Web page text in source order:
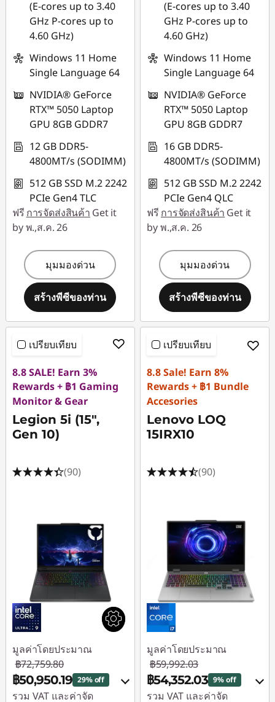
(E-cores up to 3.40
GHz P-cores up to
4.60 GHz)
Windows 11 Home
Single Language 64
NVIDIA® GeForce
RTX™ 5050 Laptop
GPU 8GB GDDR7
12 GB DDR5-
4800MT/s (SODIMM)
512 GB SSD M.2 2242
PCIe Gen4 TLC
ฟรี การจัดส่งสินค้า Get it
by พ.,ส.ค. 26
มุมมองด่วน
สร้างพีซีของท่าน
(E-cores up to 3.40
GHz P-cores up to
4.60 GHz)
Windows 11 Home
Single Language 64
NVIDIA® GeForce
RTX™ 5050 Laptop
GPU 8GB GDDR7
16 GB DDR5-
4800MT/s (SODIMM)
512 GB SSD M.2 2242
PCIe Gen4 QLC
ฟรี การจัดส่งสินค้า Get it
by พ.,ส.ค. 26
มุมมองด่วน
สร้างพีซีของท่าน
เปรียบเทียบ
8.8 SALE! Earn 3%
Rewards + ฿1 Gaming
Monitor & Gear
Legion 5i (15",
Gen 10)
(90)
มูลค่าโดยประมาณ
฿72,759.80
฿50,950.19 29% off
รวม VAT และค่าจัด
เปรียบเทียบ
8.8 Sale! Earn 8%
Rewards + ฿1 Bundle
Accesories
Lenovo LOQ
15IRX10
(90)
มูลค่าโดยประมาณ
฿59,992.03
฿54,352.03 9% off
รวม VAT และค่าจัด